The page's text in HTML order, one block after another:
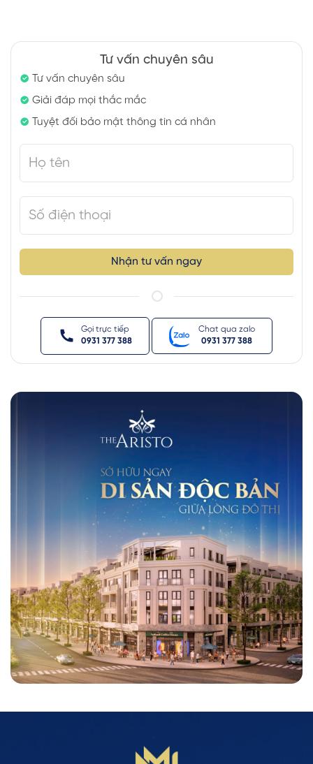
Tư vấn chuyên sâu
Tư vấn chuyên sâu
Giải đáp mọi thắc mắc
Tuyệt đối bảo mật thông tin cá nhân
Nhận tư vấn ngay
Gọi trực tiếp
0931 377 388
Chat qua zalo
0931 377 388